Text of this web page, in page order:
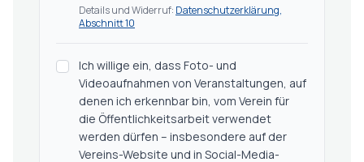
Details und Widerruf: Datenschutzerklärung,
Abschnitt 10
Ich willige ein, dass Foto- und
Videoaufnahmen von Veranstaltungen, auf
denen ich erkennbar bin, vom Verein für
die Öffentlichkeitsarbeit verwendet
werden dürfen – insbesondere auf der
Vereins-Website und in Social-Media-